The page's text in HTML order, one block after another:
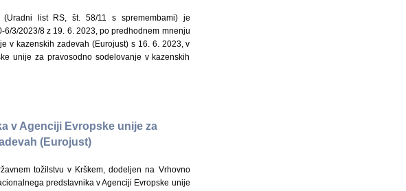
list RS, št. 58/11 s spremembami) je
3/2023/8 z 19. 6. 2023, po predhodnem mnenju
v kazenskih zadevah (Eurojust) s 16. 6. 2023, v
unije za pravosodno sodelovanje v kazenskih
v Agenciji Evropske unije za
(Eurojust)
tožilstvu v Krškem, dodeljen na Vrhovno
predstavnika v Agenciji Evropske unije